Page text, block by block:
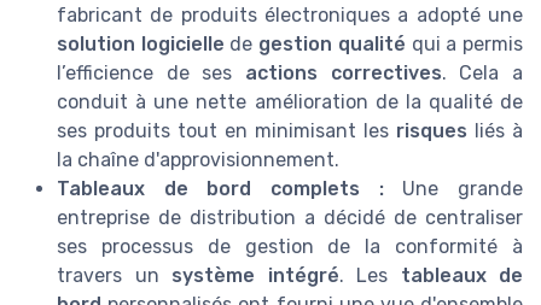
fabricant de produits électroniques a adopté une
solution logicielle de gestion qualité qui a permis
l’efficience de ses actions correctives. Cela a
conduit à une nette amélioration de la qualité de
ses produits tout en minimisant les risques liés à
la chaîne d'approvisionnement.
Tableaux de bord complets :Une grande
entreprise de distribution a décidé de centraliser
ses processus de gestion de la conformité à
travers un système intégré. Les tableaux de